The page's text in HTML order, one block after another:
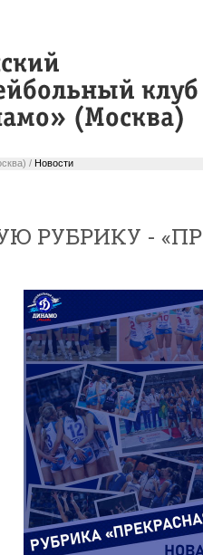
/ Новости
РУБРИКУ -